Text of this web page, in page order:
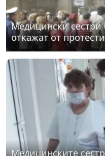
Медицински сестри
откажат от
Медицинските